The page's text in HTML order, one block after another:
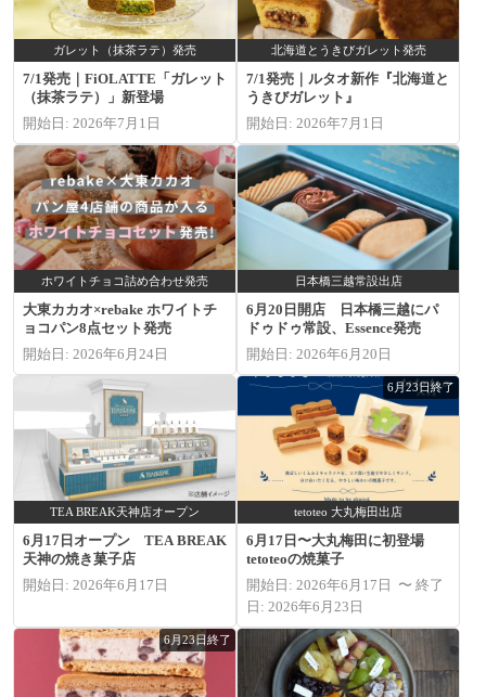
ガレット（抹茶ラテ）発売
7/1発売｜FiOLATTE「ガレット
（抹茶ラテ）」新登場
開始日: 2026年7月1日
北海道とうきびガレット発売
7/1発売｜ルタオ新作『北海道と
うきびガレット』
開始日: 2026年7月1日
ホワイトチョコ詰め合わせ発売
大東カカオ×rebake ホワイトチ
ョコパン8点セット発売
開始日: 2026年6月24日
日本橋三越常設出店
6月20日開店 日本橋三越にパ
ドゥドゥ常設、Essence発売
開始日: 2026年6月20日
TEA BREAK天神店オープン
6月17日オープン TEA BREAK
天神の焼き菓子店
開始日: 2026年6月17日
6月23日終了
tetoteo 大丸梅田出店
6月17日〜大丸梅田に初登場
tetoteoの焼菓子
開始日: 2026年6月17日 〜 終了
日: 2026年6月23日
6月23日終了